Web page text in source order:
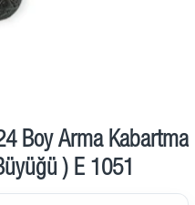
Boy Arma Kabartma
) E 1051